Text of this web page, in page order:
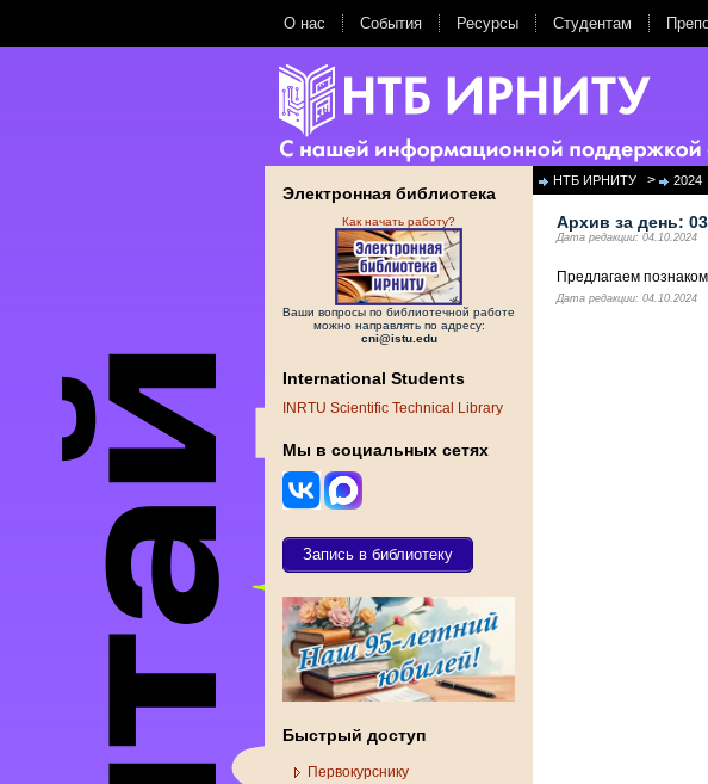
О нас События Ресурсы Студентам
Электронная библиотека
Как начать работу?
Ваши вопросы по библиотечной работе
можно направлять по адресу:
cni@istu.edu
International Students
INRTU Scientific Technical Library
Мы в социальных сетях
Запись в библиотеку
Быстрый доступ
Первокурснику
НТБ ИРНИТУ > 2024
Архив за день:
Дата редакции: 04.10.2024
Предлагаем
Дата редакции: 04.10.2024